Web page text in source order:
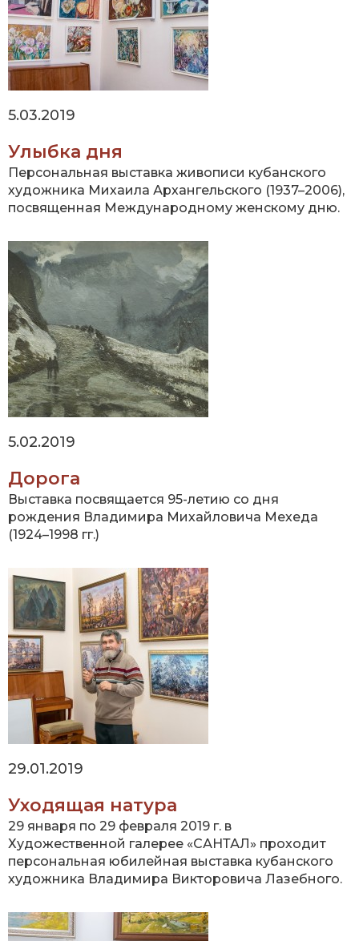
5.03.2019
Улыбка дня
Персональная выставка живописи кубанского
художника Михаила Архангельского (1937–2006),
посвященная Международному женскому дню.
5.02.2019
Дорога
Выставка посвящается 95-летию со дня
рождения Владимира Михайловича Мехеда
(1924–1998 гг.)
29.01.2019
Уходящая натура
29 января по 29 февраля 2019 г. в
Художественной галерее «САНТАЛ» проходит
персональная юбилейная выставка кубанского
художника Владимира Викторовича Лазебного.